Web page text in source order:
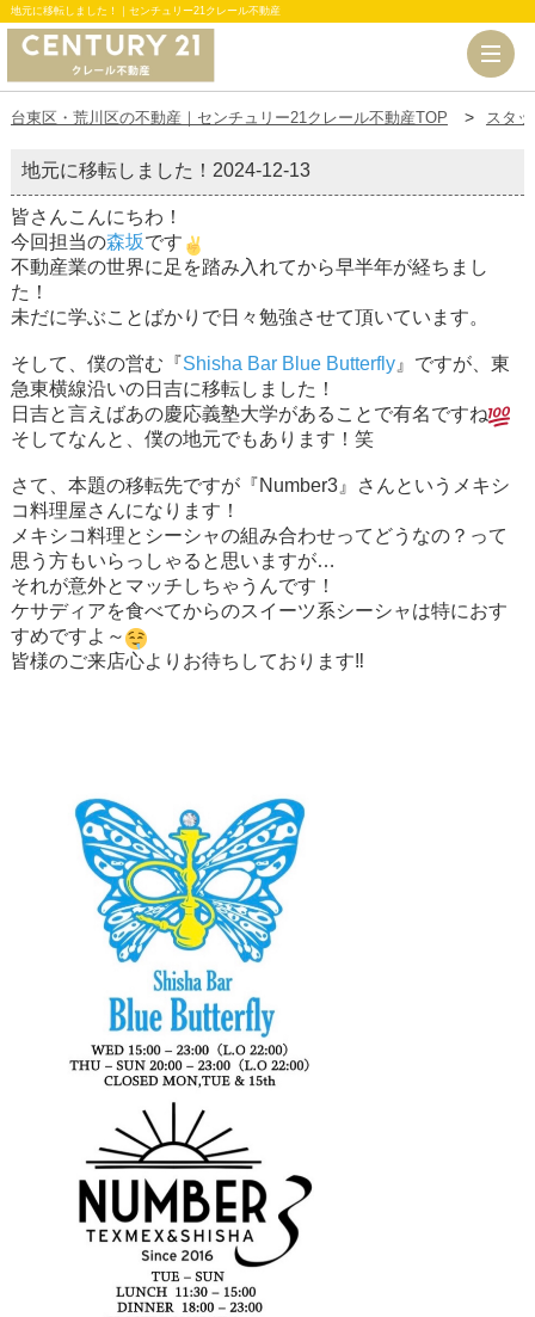
地元に移転しました！｜センチュリー21クレール不動産
台東区・荒川区の不動産｜センチュリー21クレール不動産TOP スタ
地元に移転しました！ 2024-12-13
皆さんこんにちわ！
今回担当の森坂です
不動産業の世界に足を踏み入れてから早半年が経ちまし
た！
未だに学ぶことばかりで日々勉強させて頂いています。
そして、僕の営む『Shisha Bar Blue Butterfly』ですが、東
急東横線沿いの日吉に移転しました！
日吉と言えばあの慶応義塾大学があることで有名ですね
そしてなんと、僕の地元でもあります！笑
さて、本題の移転先ですが『Number3』さんというメキシ
コ料理屋さんになります！
メキシコ料理とシーシャの組み合わせってどうなの？って
思う方もいらっしゃると思いますが…
それが意外とマッチしちゃうんです！
ケサディアを食べてからのスイーツ系シーシャは特におす
すめですよ～
皆様のご来店心よりお待ちしております‼